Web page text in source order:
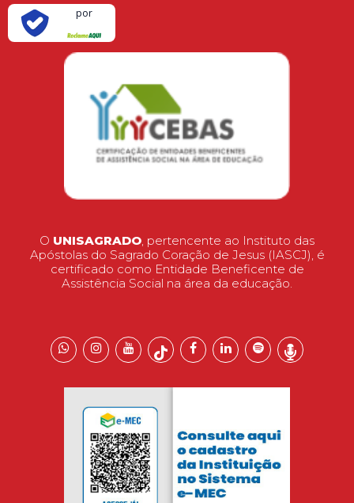
por
O UNISAGRADO, pertencente ao Instituto das
Apóstolas do Sagrado Coração de Jesus (IASCJ), é
certificado como Entidade Beneficente de
Assistência Social na área da educação.